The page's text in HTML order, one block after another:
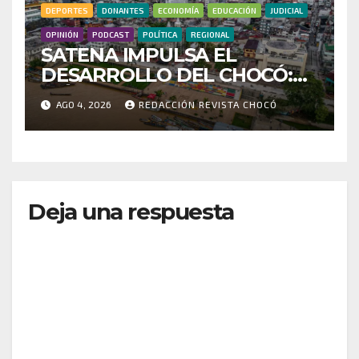
DEPORTES DONANTES ECONOMÍA EDUCACIÓN JUDICIAL
OPINIÓN PODCAST POLÍTICA REGIONAL
SATENA IMPULSA EL
DESARROLLO DEL CHOCÓ:
MÁS DE 35 MIL PASAJEROS
MOVILIZADOS Y NUEVAS
RUTAS FORTALECEN LA
AGO 4, 2026 REDACCIÓN REVISTA CHOCÓ
Deja una respuesta